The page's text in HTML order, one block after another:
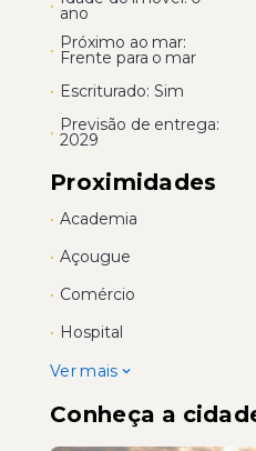
• ano
• Próximo ao mar:
Frente para o mar
• Escriturado: Sim
• Previsão de entrega:
2029
Proximidades
• Academia
• Açougue
• Comércio
• Hospital
Ver mais
Conheça a